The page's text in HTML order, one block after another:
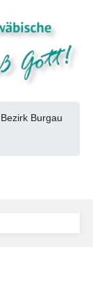
Bezirk Burgau